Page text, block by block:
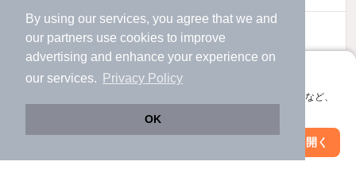
By using our services, you agree that we and
our partners use cookies to improve
advertising and enhance your experience on
our services.
Privacy Policy
OK
アプリに切り替えて、サクサクお部屋探し
会員登録なしですぐ使える。マップ検索やお気に入り保存など、
アプリを開く
コンロ2口以上
物件一覧に反映
絞り込み条件を変更